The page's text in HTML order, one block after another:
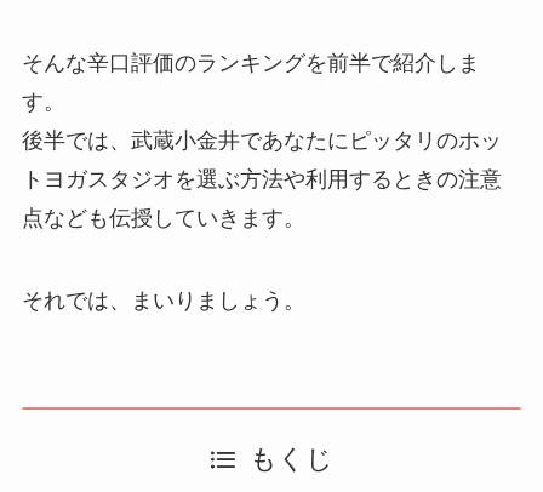
そんな辛口評価のランキングを前半で紹介しま
す。
後半では、武蔵小金井であなたにピッタリのホッ
トヨガスタジオを選ぶ方法や利用するときの注意
点なども伝授していきます。
それでは、まいりましょう。
もくじ